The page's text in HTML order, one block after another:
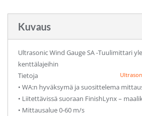
Kuvaus
Ultrasonic Wind Gauge SA -Tuulimittari
kenttälajeihin
Tietoja
• WA:n hyväksymä ja suosittelema
• Liitettävissä suoraan FinishLynx –
• Mittausalue 0-60 m/s